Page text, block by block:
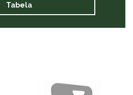
Tabela